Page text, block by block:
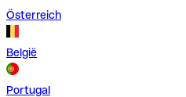
Österreich
België
Portugal